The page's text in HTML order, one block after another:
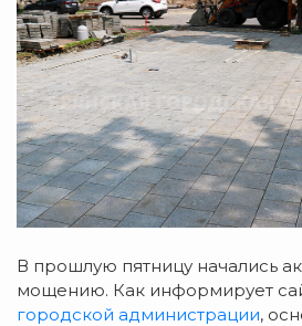
В прошлую пятницу начались
мощению. Как информирует
городской администрации,